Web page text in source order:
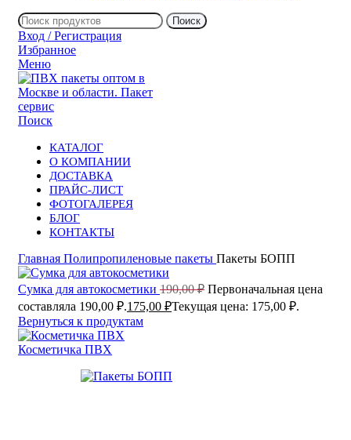
Поиск
Вход / Регистрация
Избранное
Меню
Поиск
КАТАЛОГ
О КОМПАНИИ
ДОСТАВКА
ПРАЙС-ЛИСТ
ФОТОГАЛЕРЕЯ
БЛОГ
КОНТАКТЫ
Главная Полипропиленовые пакеты Пакеты БОПП
Сумка для автокосметики 190,00₽ Первоначальная цена
составляла 190,00 ₽.175,00 ₽Текущая цена: 175,00 ₽.
Вернуться к продуктам
Косметичка ПВХ